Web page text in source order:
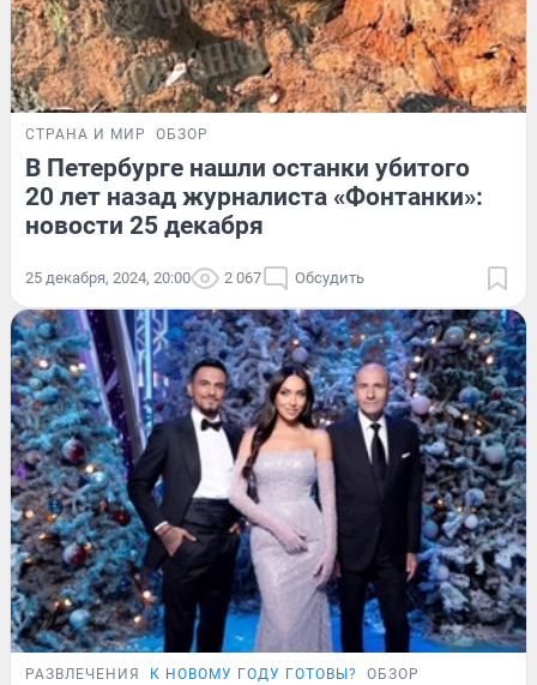
СТРАНА И МИР ОБЗОР
В Петербурге нашли останки убитого
20 лет назад журналиста «Фонтанки»:
новости 25 декабря
25 декабря, 2024, 20:00 2 067 Обсудить
РАЗВЛЕЧЕНИЯ К НОВОМУ ГОДУ ГОТОВЫ? ОБЗОР